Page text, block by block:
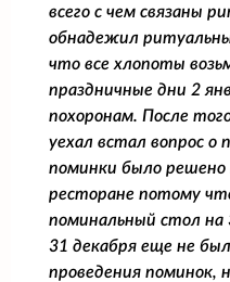
всего с чем связаны
обнадежил
что все хлопоты
праздничные дни 2
похоронам. После
уехал встал вопрос о
поминки было решено
ресторане потому
поминальный стол на
31 декабря еще не
проведения поминок,